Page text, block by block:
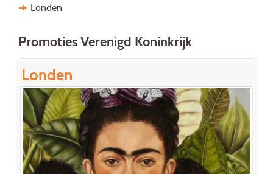
Londen
Promoties Verenigd Koninkrijk
Londen